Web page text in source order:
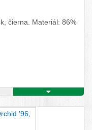
čierna. Materiál: 86%
PRODUKTZISTITE VIAC